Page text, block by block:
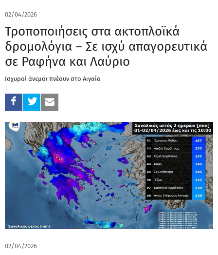
02/04/2026
Τροποποιήσεις στα ακτοπλοϊκά
δρομολόγια – Σε ισχύ απαγορευτικά
σε Ραφήνα και Λαύριο
Ισχυροί άνεμοι πνέουν στο Αιγαίο
02/04/2026